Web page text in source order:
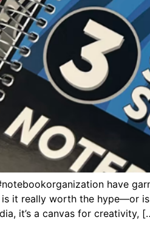
have
is it really worth the hype—or
, it’s a canvas for creativity,